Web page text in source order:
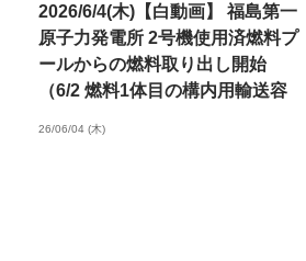
2026/6/4(木)【白動画】 福島第一
原子力発電所 2号機使用済燃料プ
ールからの燃料取り出し開始
（6/2 燃料1体目の構内用輸送容
26/06/04 (木)